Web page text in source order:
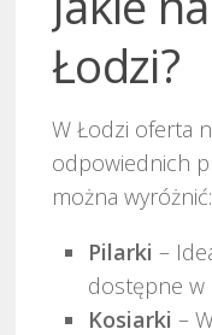
Łodzi?
W Łodzi oferta
odpowiednich
można wyróżnić:
Pilarki –
dostępne w
Kosiarki –